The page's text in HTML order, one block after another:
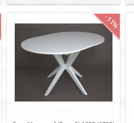
-11%